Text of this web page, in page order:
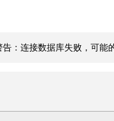
：连接数据库失败，可能